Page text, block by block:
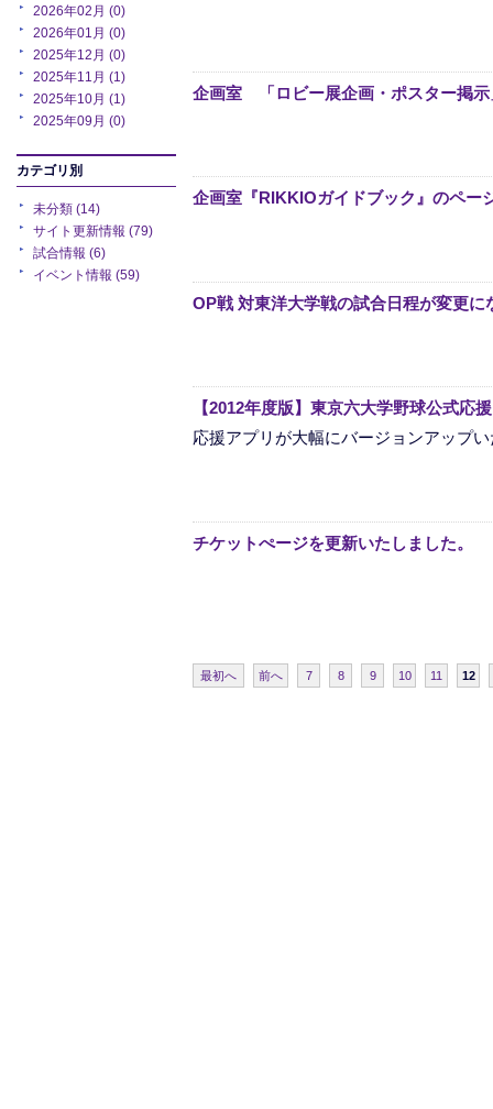
2026年02月 (0)
2026年01月 (0)
2025年12月 (0)
2025年11月 (1)
2025年10月 (1)
2025年09月 (0)
カテゴリ別
未分類 (14)
サイト更新情報 (79)
試合情報 (6)
イベント情報 (59)
企画室 「ロビー展企画・ポスター掲
企画室『RIKKIOガイドブック』のペー
OP戦 対東洋大学戦の試合日程が変更に
【2012年度版】東京六大学野球公式応
応援アプリが大幅にバージョンアップ
チケットぺージを更新いたしました。
最初へ 前へ 7 8 9 10 11 12